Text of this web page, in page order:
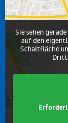
Sie sehen
auf den
Schaltfläche